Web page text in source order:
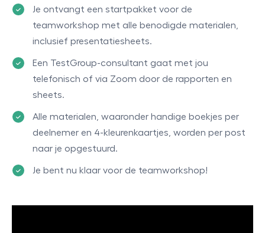
Je ontvangt een startpakket voor de
teamworkshop met alle benodigde materialen,
inclusief presentatiesheets.
Een TestGroup-consultant gaat met jou
telefonisch of via Zoom door de rapporten en
sheets.
Alle materialen, waaronder handige boekjes per
deelnemer en 4-kleurenkaartjes, worden per post
naar je opgestuurd.
Je bent nu klaar voor de teamworkshop!